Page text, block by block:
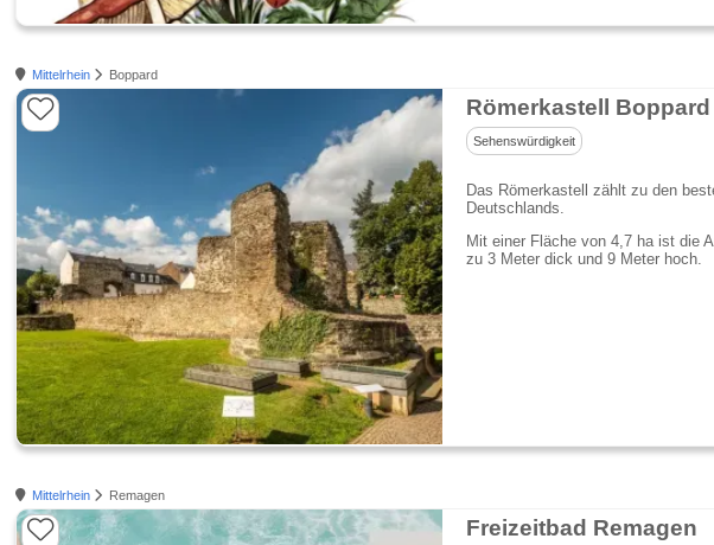
Mittelrhein Boppard
Römerkastell Boppard
Sehenswürdigkeit
Das Römerkastell zählt zu den
Deutschlands.
Mit einer Fläche von 4,7 ha ist die
zu 3 Meter dick und 9 Meter hoch.
Mittelrhein Remagen
Freizeitbad Remagen